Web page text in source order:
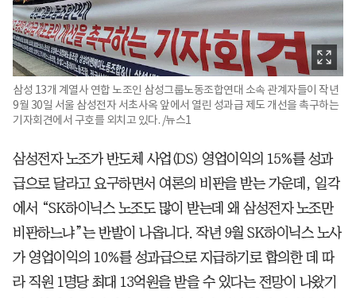
삼성 13개 계열사 연합 노조인 삼성그룹노동조합연대 소속 관계자들이 작년
9월 30일 서울 삼성전자 서초사옥 앞에서 열린 성과급 제도 개선을 촉구하는
기자회견에서 구호를 외치고 있다. /뉴스1
삼성전자 노조가 반도체 사업(DS) 영업이익의 15%를 성과
급으로 달라고 요구하면서 여론의 비판을 받는 가운데, 일각
에서 “SK하이닉스 노조도 많이 받는데 왜 삼성전자 노조만
비판하느냐”는 반발이 나옵니다. 작년 9월 SK하이닉스 노사
가 영업이익의 10%를 성과급으로 지급하기로 합의한 데 따
라 직원 1명당 최대 13억원을 받을 수 있다는 전망이 나왔기